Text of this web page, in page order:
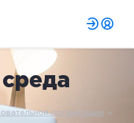
организации »